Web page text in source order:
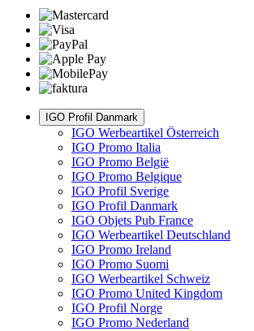
IGO Profil Danmark
IGO Werbeartikel Österreich
IGO Promo Italia
IGO Promo België
IGO Promo Belgique
IGO Profil Sverige
IGO Profil Danmark
IGO Objets Pub France
IGO Werbeartikel Deutschland
IGO Promo Ireland
IGO Promo Suomi
IGO Werbeartikel Schweiz
IGO Promo United Kingdom
IGO Profil Norge
IGO Promo Nederland